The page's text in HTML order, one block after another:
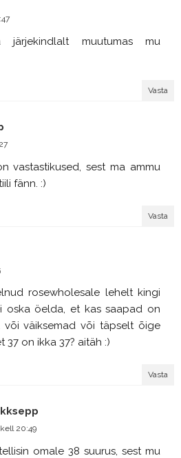
muutumas mu
Vasta
vastastikused, sest ma ammu
fänn. :)
Vasta
rosewholesale lehelt kingi
oska öelda, et kas saapad on
või väiksemad või täpselt õige
37 on ikka 37? aitäh :)
Vasta
20:49
omale 38 suurus, sest mu